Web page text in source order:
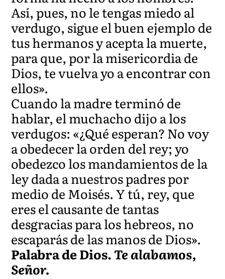
Así, pues, no le tengas miedo al
verdugo, sigue el buen ejemplo de
tus hermanos y acepta la muerte,
para que, por la misericordia de
Dios, te vuelva yo a encontrar con
ellos».
Cuando la madre terminó de
hablar, el muchacho dijo a los
verdugos: «¿Qué esperan? No voy
a obedecer la orden del rey; yo
obedezco los mandamientos de la
ley dada a nuestros padres por
medio de Moisés. Y tú, rey, que
eres el causante de tantas
desgracias para los hebreos, no
escaparás de las manos de Dios».
Palabra de Dios.Te alabamos,
Señor.